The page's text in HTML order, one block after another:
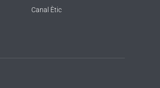
Canal Ètic